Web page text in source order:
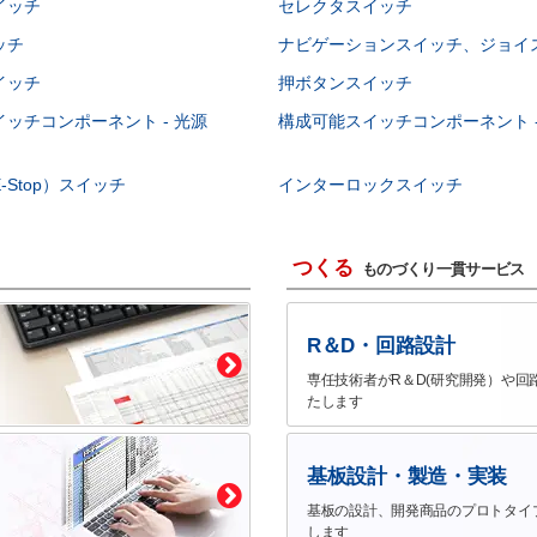
ッチ
セレクタスイッチ
チ
ナビゲーションスイッチ、ジョイ
ッチ
押ボタンスイッチ
ッチコンポーネント - 光源
構成可能スイッチコンポーネント
Stop）スイッチ インターロックスイッチ
つくる ものづくり一貫サービス
R＆D・回路設計
専任技術者がR＆D(研究開発）や回
たします
基板設計・製造・実装
基板の設計、開発商品のプロトタ
します